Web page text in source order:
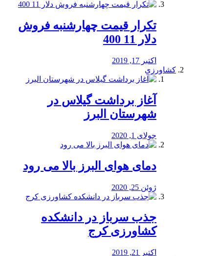
تکرار قیمت چهارشنبه فروش
دلار 11 400
اکتبر 17, 2019
کشاورزی
آغاز برداشت گیلاس در
شهرستان البرز
جولای 1, 2020
دمای هوای البرز بالا می رود
ژوئن 25, 2020
جذب سرباز در دانشکده
کشاورزی کرج
اکتبر 21, 2019